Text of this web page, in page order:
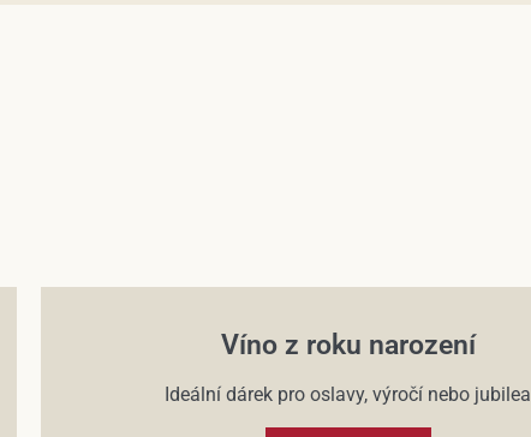
Víno z roku narození
Ideální dárek pro oslavy, výročí nebo jubilea